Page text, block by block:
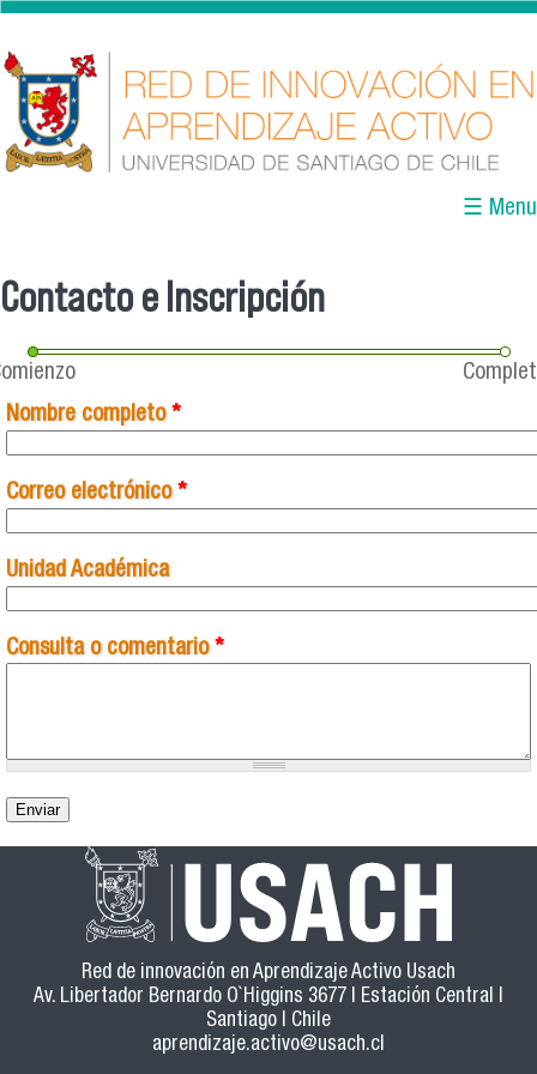
Pasar al contenido principal
☰ Menu
Se encuentra usted aquí
Contacto e Inscripción
Nombre completo *
Correo electrónico *
Unidad Académica
Consulta o comentario *
Red de innovación en Aprendizaje Activo Usach
Av. Libertador Bernardo O`Higgins 3677 | Estación Central |
Santiago | Chile
aprendizaje.activo@usach.cl